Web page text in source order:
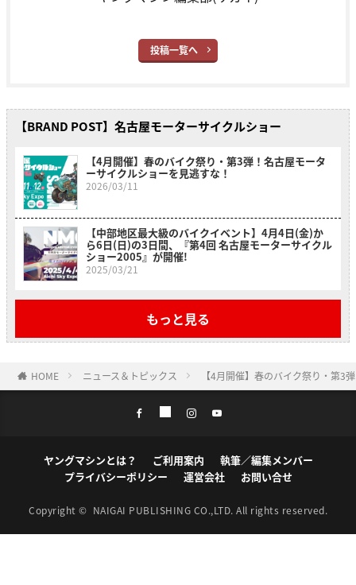
投稿一覧へ
【BRAND POST】名古屋モーターサイクルショー
【4月開催】春のバイク祭り・第3弾！名古屋モータ
ーサイクルショーを見逃すな！
2026/03/11
【中部地区最大級のバイクイベント】4月4日(金)か
ら6日(日)の3日間、『第4回 名古屋モーターサイクル
ショー2005』が開催!
2025/03/21
もっと見る
HOME ニュース＆トピックス 【4月開催】春のバイク祭り・第3
ヤングマシンとは？ ご利用案内
執筆／編集メンバー
プライバシーポリシー
運営会社 お問い合せ
Copyright © NAIGAI PUBLISHING CO.,LTD. All rights reserved.